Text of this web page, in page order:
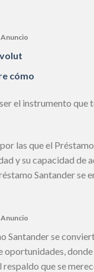
Anuncio
cómo
el instrumento
las que el
y su capacidad de
Santander se
Anuncio
Santander se
que se